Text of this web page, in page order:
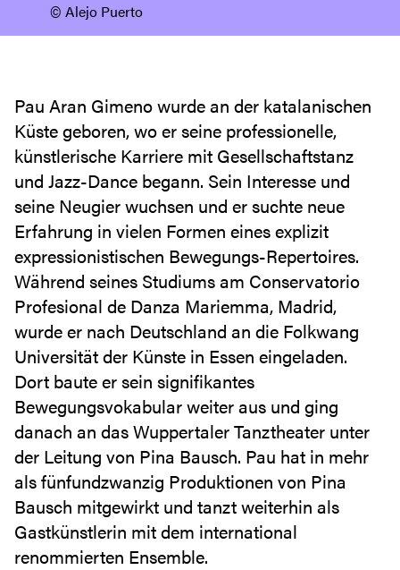
© Alejo Puerto
Pau Aran Gimeno wurde an der katalanischen
Küste geboren, wo er seine professionelle,
künstlerische Karriere mit Gesellschaftstanz
und Jazz-Dance begann. Sein Interesse und
seine Neugier wuchsen und er suchte neue
Erfahrung in vielen Formen eines explizit
expressionistischen Bewegungs-Repertoires.
Während seines Studiums am Conservatorio
Profesional de Danza Mariemma, Madrid,
wurde er nach Deutschland an die Folkwang
Universität der Künste in Essen eingeladen.
Dort baute er sein signifikantes
Bewegungsvokabular weiter aus und ging
danach an das Wuppertaler Tanztheater unter
der Leitung von Pina Bausch. Pau hat in mehr
als fünfundzwanzig Produktionen von Pina
Bausch mitgewirkt und tanzt weiterhin als
Gastkünstlerin mit dem international
renommierten Ensemble.